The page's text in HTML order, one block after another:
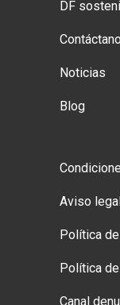
DF
Noticias
Blog
Aviso
Política
Política
Canal